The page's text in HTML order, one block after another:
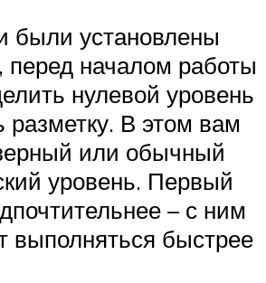
были установлены
перед началом работы
нулевой уровень
разметку. В этом вам
или обычный
уровень. Первый
– с ним
выполняться быстрее